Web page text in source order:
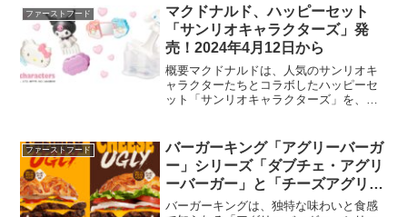
ファーストフード
マクドナルド、ハッピーセット
「サンリオキャラクターズ」発
売！2024年4月12日から
概要マクドナルドは、人気のサンリオキ
ャラクターたちとコラボしたハッピーセ
ット「サンリオキャラクターズ」を、
など、お料理やおでかけグッズになった
サンリオキャラクタ...
ファーストフード
バーガーキング「アグリーバーガ
ー」シリーズ「ダブチェ・アグリ
ーバーガー」と「チーズアグリー
バーガー」発売中！2024年3月22
バーガーキングは、独特な味わいと食感